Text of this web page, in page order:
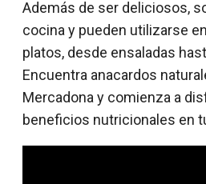
Además de ser deliciosos,
cocina y pueden utilizarse
platos, desde ensaladas
Encuentra anacardos
Mercadona y comienza a
beneficios nutricionales en